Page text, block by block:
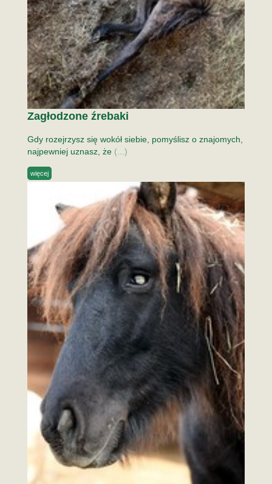
Zagłodzone źrebaki
Gdy rozejrzysz się wokół siebie, pomyślisz o znajomych,
najpewniej uznasz, że (...)
więcej